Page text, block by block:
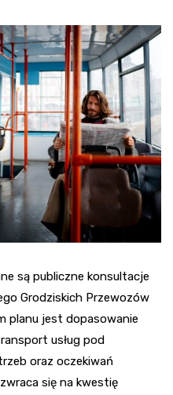
są publiczne konsultacje
Grodziskich Przewozów
planu jest dopasowanie
usług pod
oraz oczekiwań
się na kwestię